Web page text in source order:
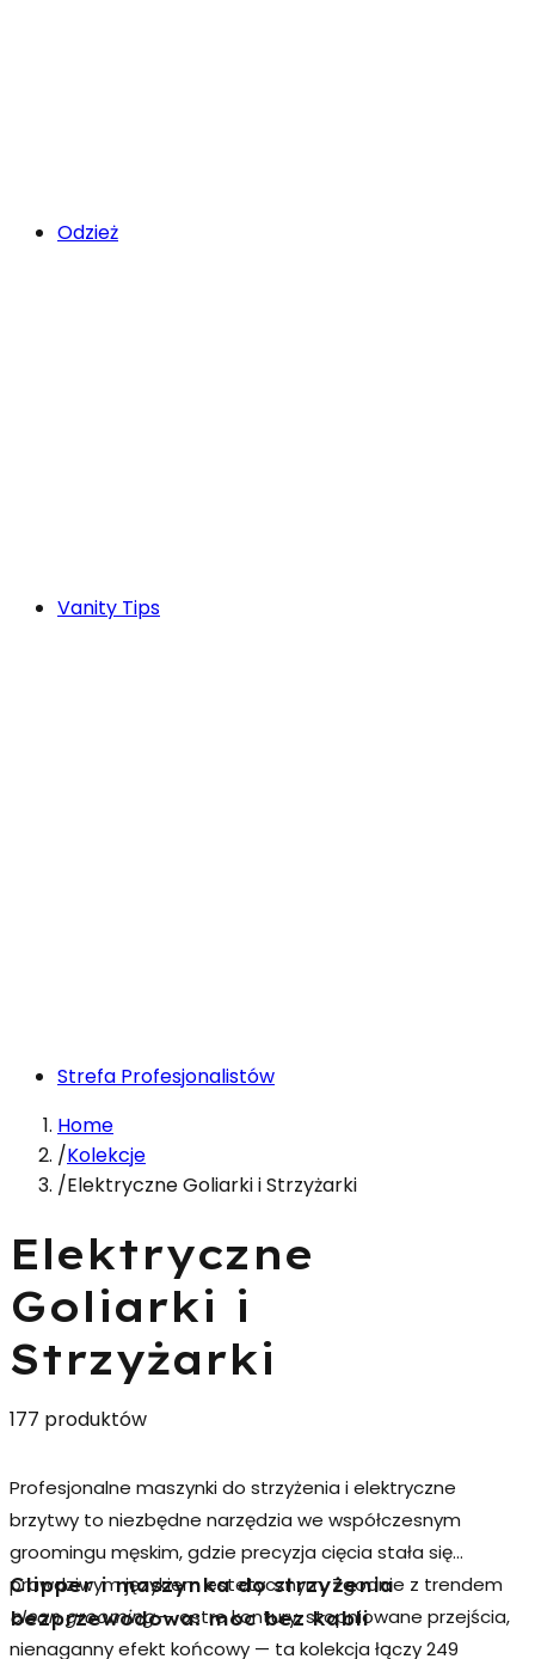
Odzież
Vanity Tips
Strefa Profesjonalistów
Home
/Kolekcje
/Elektryczne Goliarki i Strzyżarki
Elektryczne
Goliarki i
Strzyżarki
177 produktów
Profesjonalne maszynki do strzyżenia i elektryczne
brzytwy to niezbędne narzędzia we współczesnym
groomingu męskim, gdzie precyzja cięcia stała się
prawdziwym językiem estetycznym. Zgodnie z trendem
clean grooming— ostre kontury, stopniowane przejścia,
nienaganny efekt końcowy — ta kolekcja łączy 249
Clipper i maszynka do strzyżenia
bezprzewodowa: moc bez kabli